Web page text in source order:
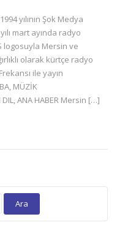
yılının Şok Medya
mart ayında radyo
logosuyla Mersin ve
olarak kürtçe radyo
ile yayın
MÜZİK
DIL, ANA HABER Mersin […]